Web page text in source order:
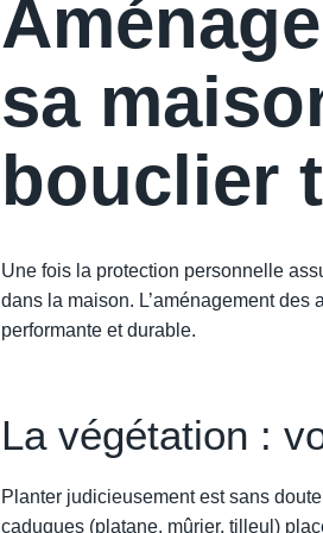
sa
bouclier
Une fois la protection personnelle
dans la maison. L’aménagement des
performante et durable.
La végétation :
Planter judicieusement est sans
caduques (platane, mûrier, tilleul)